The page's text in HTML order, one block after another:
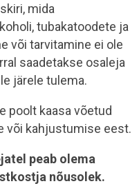
mida
tubakatoodete ja
või tarvitamine ei ole
saadetakse osaleja
järele tulema.
poolt kaasa võetud
või kahjustumise eest.
peab olema
nõusolek.